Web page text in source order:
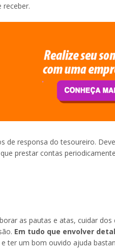
receber.
de responsa do tesoureiro.
prestar contas
as pautas e atas, cuidar
Em tudo que envolver
e ter um bom ouvido ajuda